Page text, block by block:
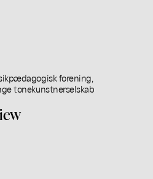
forening,
tonekunstnerselskab